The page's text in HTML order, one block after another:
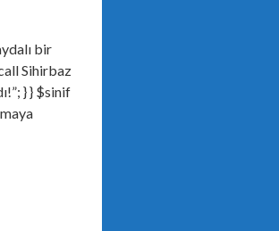
bir
Sihirbaz
} } $sinif